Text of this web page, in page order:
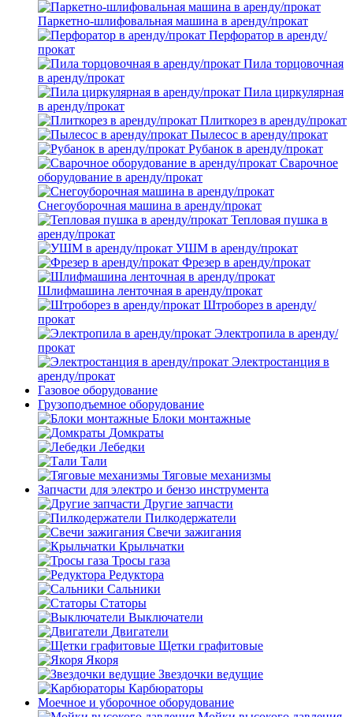
Паркетно-шлифовальная машина в аренду/прокат
Перфоратор в аренду/
прокат
Пила торцовочная
в аренду/прокат
Пила циркулярная
в аренду/прокат
Плиткорез в аренду/прокат
Пылесос в аренду/прокат
Рубанок в аренду/прокат
Сварочное
оборудование в аренду/прокат
Снегоуборочная машина в аренду/прокат
Тепловая пушка в
аренду/прокат
УШМ в аренду/прокат
Фрезер в аренду/прокат
Шлифмашина ленточная в аренду/прокат
Штроборез в аренду/
прокат
Электропила в аренду/
прокат
Электростанция в
аренду/прокат
Газовое оборудование
Грузоподъемное оборудование
Блоки монтажные
Домкраты
Лебедки
Тали
Тяговые механизмы
Запчасти для электро и бензо инструмента
Другие запчасти
Пилкодержатели
Свечи зажигания
Крыльчатки
Тросы газа
Редуктора
Сальники
Статоры
Выключатели
Двигатели
Щетки графитовые
Якоря
Звездочки ведущие
Карбюраторы
Моечное и уборочное оборудование